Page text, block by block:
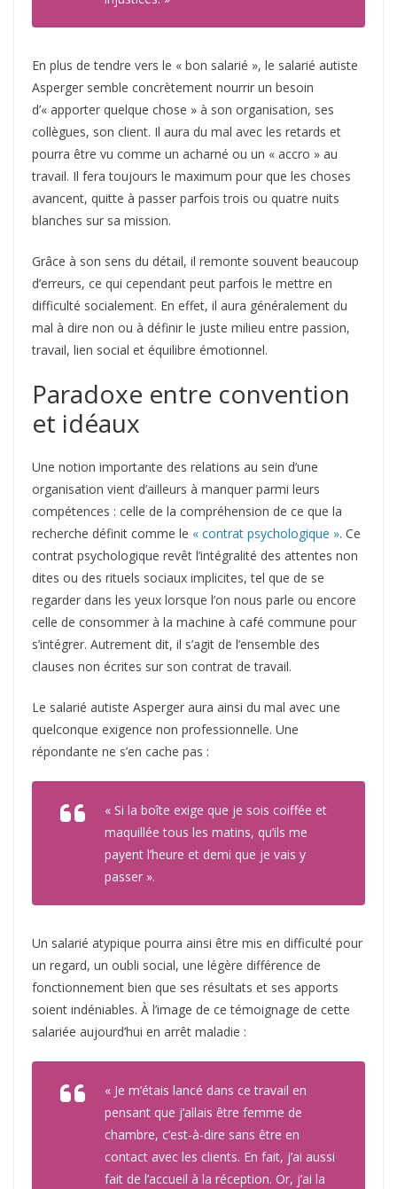
En plus de tendre vers le « bon salarié », le salarié autiste
Asperger semble concrètement nourrir un besoin
d’« apporter quelque chose » à son organisation, ses
collègues, son client. Il aura du mal avec les retards et
pourra être vu comme un acharné ou un « accro » au
travail. Il fera toujours le maximum pour que les choses
avancent, quitte à passer parfois trois ou quatre nuits
blanches sur sa mission.
Grâce à son sens du détail, il remonte souvent beaucoup
d’erreurs, ce qui cependant peut parfois le mettre en
difficulté socialement. En effet, il aura généralement du
mal à dire non ou à définir le juste milieu entre passion,
travail, lien social et équilibre émotionnel.
Paradoxe entre convention
et idéaux
Une notion importante des relations au sein d’une
organisation vient d’ailleurs à manquer parmi leurs
compétences : celle de la compréhension de ce que la
recherche définit comme le « contrat psychologique ». Ce
contrat psychologique revêt l’intégralité des attentes non
dites ou des rituels sociaux implicites, tel que de se
regarder dans les yeux lorsque l’on nous parle ou encore
celle de consommer à la machine à café commune pour
s’intégrer. Autrement dit, il s’agit de l’ensemble des
clauses non écrites sur son contrat de travail.
Le salarié autiste Asperger aura ainsi du mal avec une
quelconque exigence non professionnelle. Une
répondante ne s’en cache pas :
« Si la boîte exige que je sois coiffée et
maquillée tous les matins, qu’ils me
payent l’heure et demi que je vais y
passer ».
Un salarié atypique pourra ainsi être mis en difficulté pour
un regard, un oubli social, une légère différence de
fonctionnement bien que ses résultats et ses apports
soient indéniables. À l’image de ce témoignage de cette
salariée aujourd’hui en arrêt maladie :
« Je m’étais lancé dans ce travail en
pensant que j’allais être femme de
chambre, c’est-à-dire sans être en
contact avec les clients. En fait, j’ai aussi
fait de l’accueil à la réception. Or, j’ai la